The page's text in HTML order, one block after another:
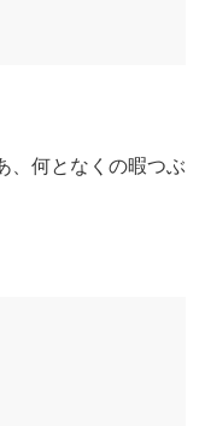
、何となくの暇つぶ